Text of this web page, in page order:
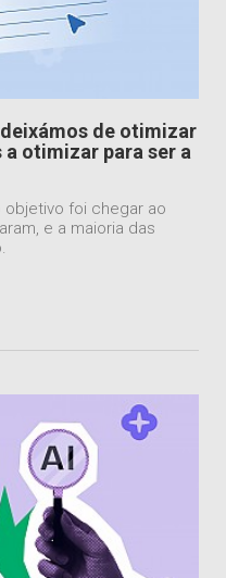
deixámos de otimizar
a otimizar para ser a
objetivo foi chegar ao
e a maioria das